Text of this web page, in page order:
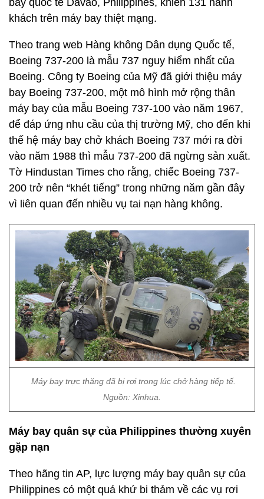
bay quốc tế Davao, Philippines, khiến 131 hành
khách trên máy bay thiệt mạng.
Theo trang web Hàng không Dân dụng Quốc tế,
Boeing 737-200 là mẫu 737 nguy hiểm nhất của
Boeing. Công ty Boeing của Mỹ đã giới thiệu máy
bay Boeing 737-200, một mô hình mở rộng thân
máy bay của mẫu Boeing 737-100 vào năm 1967,
để đáp ứng nhu cầu của thị trường Mỹ, cho đến khi
thế hệ máy bay chở khách Boeing 737 mới ra đời
vào năm 1988 thì mẫu 737-200 đã ngừng sản xuất.
Tờ Hindustan Times cho rằng, chiếc Boeing 737-
200 trở nên “khét tiếng” trong những năm gần đây
vì liên quan đến nhiều vụ tai nạn hàng không.
Máy bay trực thăng đã bị rơi trong lúc chở hàng tiếp tế.
Nguồn: Xinhua.
Máy bay quân sự của Philippines thường xuyên
gặp nạn
Theo hãng tin AP, lực lượng máy bay quân sự của
Philippines có một quá khứ bi thảm về các vụ rơi